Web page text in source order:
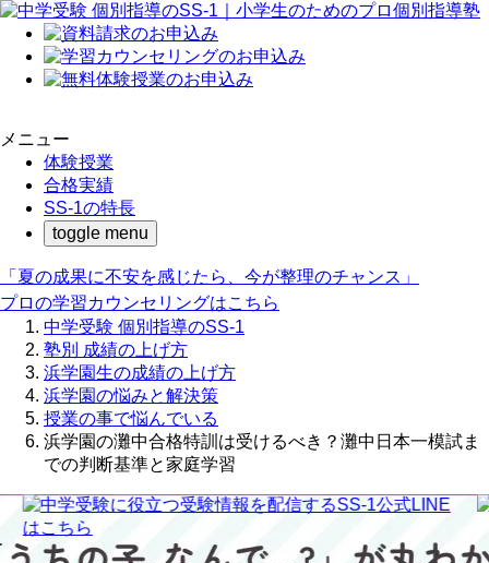
メニュー
体験授業
合格実績
SS-1の特長
toggle menu
「夏の成果に不安を感じたら、今が整理のチャンス」
プロの学習カウンセリングはこちら
中学受験 個別指導のSS-1
塾別 成績の上げ方
浜学園生の成績の上げ方
浜学園の悩みと解決策
授業の事で悩んでいる
浜学園の灘中合格特訓は受けるべき？灘中日本一模試ま
での判断基準と家庭学習